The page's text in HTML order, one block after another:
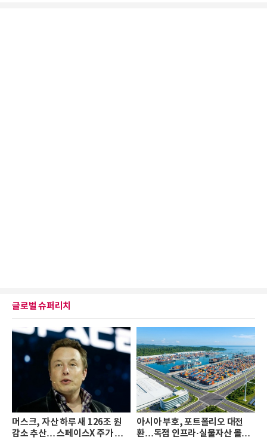
글로벌 슈퍼리치
머스크, 자산 하루 새 126조 원
감소 추산… 스페이스X 주가 하
아시아 부호, 포트폴리오 대전
환…독점 인프라·실물자산 몰린